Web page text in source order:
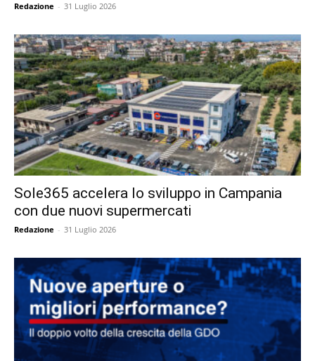
Redazione - 31 Luglio 2026
Sole365 accelera lo sviluppo in Campania
con due nuovi supermercati
Redazione - 31 Luglio 2026